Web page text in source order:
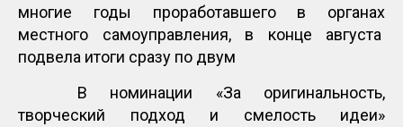
многие годы проработавшего в органах
местного самоуправления, в конце августа
подвела итоги сразу по двум
В номинации «За оригинальность,
творческий подход и смелость идеи»